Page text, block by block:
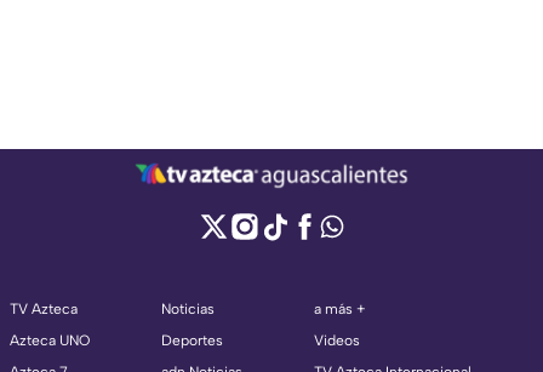
TV Azteca
Azteca UNO
Noticias
Deportes
a más +
Videos